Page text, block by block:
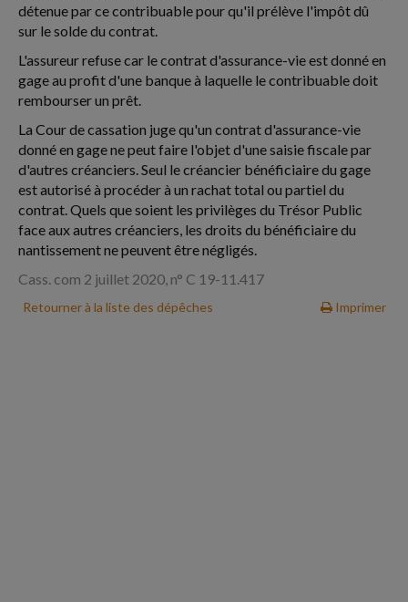
détenue par ce contribuable pour qu'il prélève l'impôt dû
sur le solde du contrat.
L'assureur refuse car le contrat d'assurance-vie est donné en
gage au profit d'une banque à laquelle le contribuable doit
rembourser un prêt.
La Cour de cassation juge qu'un contrat d'assurance-vie
donné en gage ne peut faire l'objet d'une saisie fiscale par
d'autres créanciers. Seul le créancier bénéficiaire du gage
est autorisé à procéder à un rachat total ou partiel du
contrat. Quels que soient les privilèges du Trésor Public
face aux autres créanciers, les droits du bénéficiaire du
nantissement ne peuvent être négligés.
Cass. com 2 juillet 2020, n° C 19-11.417
Retourner à la liste des dépêches Imprimer